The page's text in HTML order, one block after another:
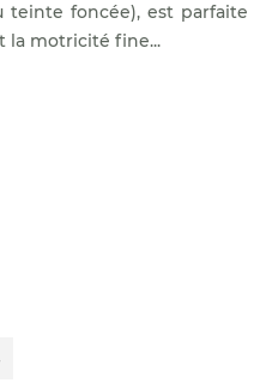
teinte foncée), est parfaite
la motricité fine...